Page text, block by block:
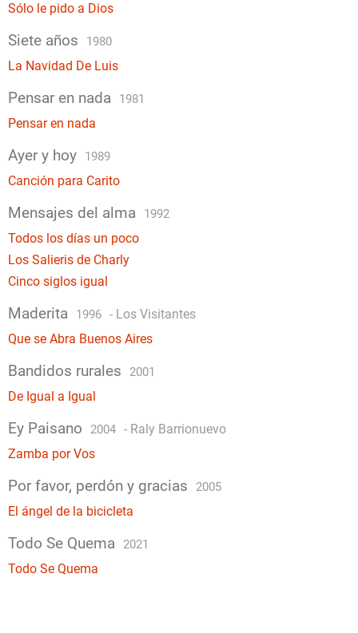
Sólo le pido a Dios
Siete años 1980
La Navidad De Luis
Pensar en nada 1981
Pensar en nada
Ayer y hoy 1989
Canción para Carito
Mensajes del alma 1992
Todos los días un poco
Los Salieris de Charly
Cinco siglos igual
Maderita 1996 - Los Visitantes
Que se Abra Buenos Aires
Bandidos rurales 2001
De Igual a Igual
Ey Paisano 2004 - Raly Barrionuevo
Zamba por Vos
Por favor, perdón y gracias 2005
El ángel de la bicicleta
Todo Se Quema 2021
Todo Se Quema